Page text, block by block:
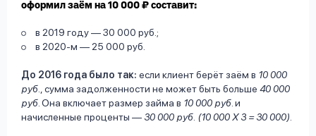
оформил заём на 10 000 ₽ составит:
в 2019 году — 30 000 руб.;
в 2020-м — 25 000 руб.
До 2016 года было так: если клиент берёт заём в 10 000
руб., сумма задолженности не может быть больше 40 000
руб. Она включает размер займа в 10 000 руб. и
начисленные проценты — 30 000 руб. (10 000 Х 3 = 30 000).